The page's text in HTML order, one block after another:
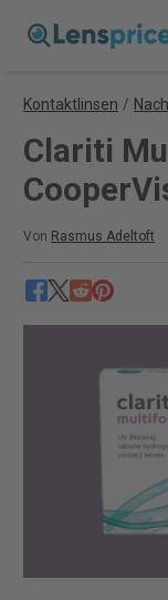
Kontaktlinsen /
Clariti
Von Rasmus Adeltoft